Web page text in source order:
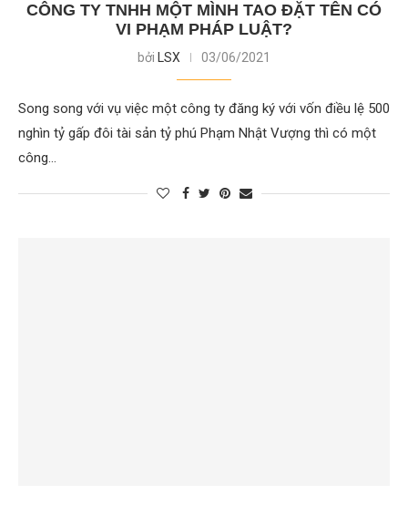
CÔNG TY TNHH MỘT MÌNH TAO ĐẶT TÊN CÓ
VI PHẠM PHÁP LUẬT?
bởi LSX 03/06/2021
Song song với vụ việc một công ty đăng ký với vốn điều lệ 500
nghìn tỷ gấp đôi tài sản tỷ phú Phạm Nhật Vượng thì có một
công…